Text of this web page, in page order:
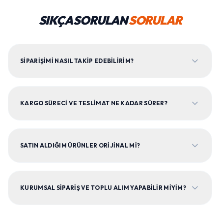
SIKÇA SORULANSORULAR
SIPARIŞIMI NASIL TAKIP EDEBILIRIM?
KARGO SÜRECI VE TESLIMAT NE KADAR SÜRER?
SATIN ALDIĞIM ÜRÜNLER ORIJINAL MI?
KURUMSAL SIPARIŞ VE TOPLU ALIM YAPABILIR MIYIM?